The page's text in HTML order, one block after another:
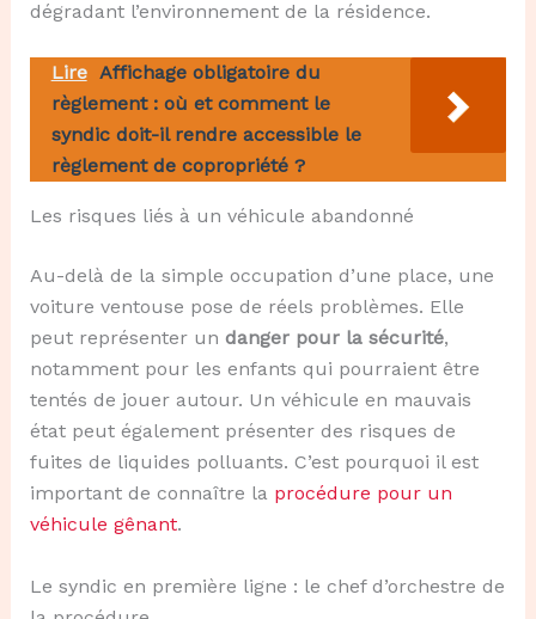
dégradant l’environnement de la résidence.
Lire Affichage obligatoire du
règlement : où et comment le
syndic doit-il rendre accessible le
règlement de copropriété ?
Les risques liés à un véhicule abandonné
Au-delà de la simple occupation d’une place, une
voiture ventouse pose de réels problèmes. Elle
peut représenter un danger pour la sécurité,
notamment pour les enfants qui pourraient être
tentés de jouer autour. Un véhicule en mauvais
état peut également présenter des risques de
fuites de liquides polluants. C’est pourquoi il est
important de connaître la procédure pour un
véhicule gênant.
Le syndic en première ligne : le chef d’orchestre de